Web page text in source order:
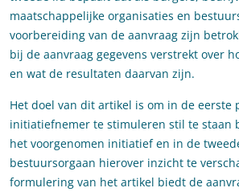
maatschappelijke organisaties en
voorbereiding van de aanvraag zijn
bij de aanvraag gegevens verstrekt over
en wat de resultaten daarvan zijn.
Het doel van dit artikel is om in de eerste
initiatiefnemer te stimuleren stil te staan
het voorgenomen initiatief en in de
bestuursorgaan hierover inzicht te
formulering van het artikel biedt de